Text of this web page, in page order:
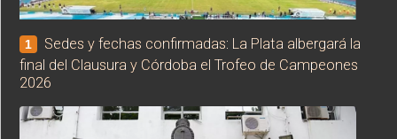
1
Sedes y fechas confirmadas: La Plata albergará la
final del Clausura y Córdoba el Trofeo de Campeones
2026